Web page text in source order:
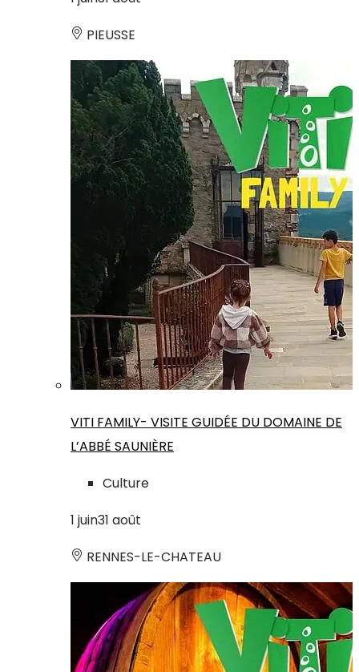
PIEUSSE
VITI FAMILY- VISITE GUIDÉE DU DOMAINE DE
L’ABBÉ SAUNIÈRE
Culture
1 juin31 août
RENNES-LE-CHATEAU